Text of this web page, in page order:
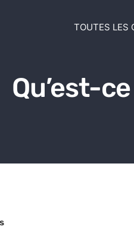
TOUTES LES
Qu’est-